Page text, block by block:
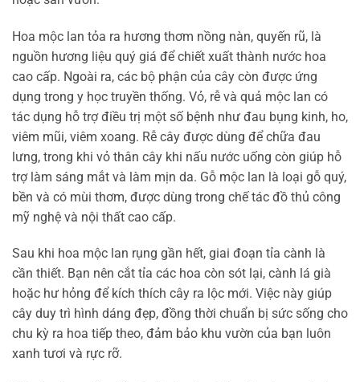
Hoa mộc lan tỏa ra hương thơm nồng nàn, quyến rũ, là
nguồn hương liệu quý giá để chiết xuất thành nước hoa
cao cấp. Ngoài ra, các bộ phận của cây còn được ứng
dụng trong y học truyền thống. Vỏ, rễ và quả mộc lan có
tác dụng hỗ trợ điều trị một số bệnh như đau bụng kinh, ho,
viêm mũi, viêm xoang. Rễ cây được dùng để chữa đau
lưng, trong khi vỏ thân cây khi nấu nước uống còn giúp hỗ
trợ làm sáng mắt và làm mịn da. Gỗ mộc lan là loại gỗ quý,
bền và có mùi thơm, được dùng trong chế tác đồ thủ công
mỹ nghệ và nội thất cao cấp.
Sau khi hoa mộc lan rụng gần hết, giai đoạn tỉa cành là
cần thiết. Bạn nên cắt tỉa các hoa còn sót lại, cành lá già
hoặc hư hỏng để kích thích cây ra lộc mới. Việc này giúp
cây duy trì hình dáng đẹp, đồng thời chuẩn bị sức sống cho
chu kỳ ra hoa tiếp theo, đảm bảo khu vườn của bạn luôn
xanh tươi và rực rỡ.